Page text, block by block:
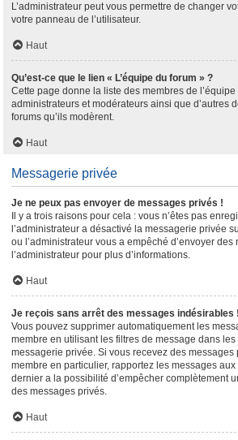
L’administrateur peut vous permettre de changer
votre panneau de l’utilisateur.
Haut
Qu’est-ce que le lien « L’équipe du forum » ?
Cette page donne la liste des membres de
administrateurs et modérateurs ainsi que d’autres
forums qu’ils modèrent.
Haut
Messagerie privée
Je ne peux pas envoyer de messages privés !
Il y a trois raisons pour cela : vous n’êtes pas
l’administrateur a désactivé la messagerie privée
ou l’administrateur vous a empêché d’envoyer
l’administrateur pour plus d’informations.
Haut
Je reçois sans arrêt des messages indésirables !
Vous pouvez supprimer automatiquement les
membre en utilisant les filtres de message dans
messagerie privée. Si vous recevez des messages
membre en particulier, rapportez les messages
dernier a la possibilité d’empêcher complètement
des messages privés.
Haut